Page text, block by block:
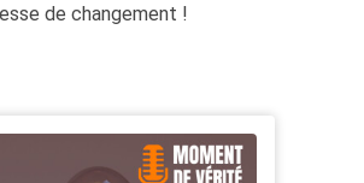
de changement !